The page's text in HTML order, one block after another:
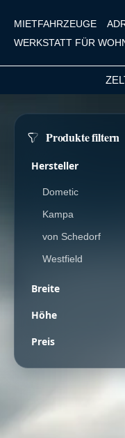
MIETFAHRZEUGE
WERKSTATT FÜR
Produkte filtern
Hersteller
Dometic
Kampa
von Schedorf
Westfield
Breite
Höhe
Preis